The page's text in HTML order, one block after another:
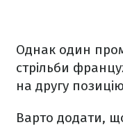
Однак один
стрільби
на другу
Варто додати,